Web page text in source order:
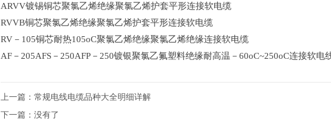
ARVV镀锡铜芯聚氯乙烯绝缘聚氯乙烯护套平形连接软电缆
RVVB铜芯聚氯乙烯绝缘聚氯乙烯护套平形连接软电缆
RV－105铜芯耐热105oC聚氯乙烯绝缘聚氯乙烯绝缘连接软电缆
AF－205AFS－250AFP－250镀银聚氯乙氟塑料绝缘耐高温－60oC~250oC连接软电
上一篇： 常规电线电缆品种大全明细详解
下一篇：没有了